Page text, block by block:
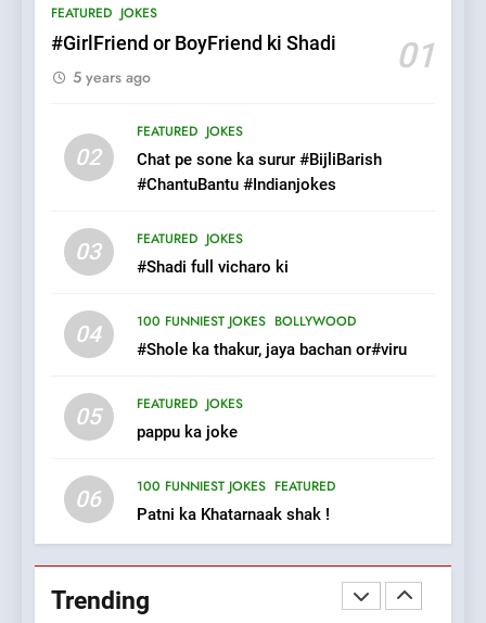
FEATURED JOKES
#GirlFriend or BoyFriend ki Shadi 01
5 years ago
02
FEATURED JOKES
Chat pe sone ka surur #BijliBarish
#ChantuBantu #Indianjokes
03 FEATURED JOKES
#Shadi full vicharo ki
04 100 FUNNIEST JOKES BOLLYWOOD
#Shole ka thakur, jaya bachan or#viru
05 FEATURED JOKES
pappu ka joke
06 100 FUNNIEST JOKES FEATURED
Patni ka Khatarnaak shak !
Trending
Mera Naam Main Tera Naam
Tu Batao..
FEATURED JOKES
The Judge & drunkard joke
MISCELLANEOUS JOKES
#GirlFriend or BoyFriend ki
Shadi
2
#BijliBarish #ChantuBantu